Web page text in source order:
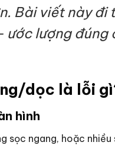
Bài viết này
ước lượng
dọc là lỗi
hình
sọc ngang, hoặc